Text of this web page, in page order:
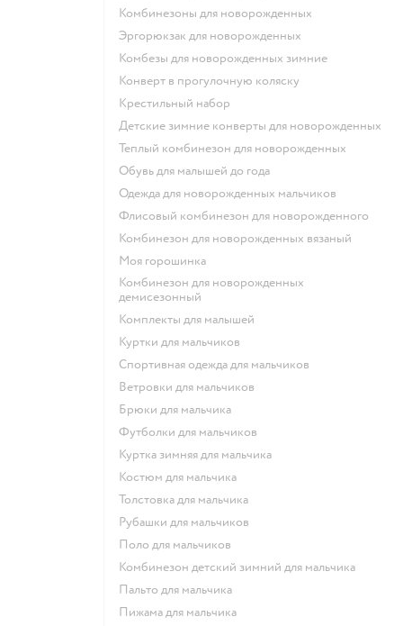
Комбинезоны для новорожденных
Эргорюкзак для новорожденных
Комбезы для новорожденных зимние
Конверт в прогулочную коляску
Крестильный набор
Детские зимние конверты для новорожденных
Теплый комбинезон для новорожденных
Обувь для малышей до года
Одежда для новорожденных мальчиков
Флисовый комбинезон для новорожденного
Комбинезон для новорожденных вязаный
Моя горошинка
Комбинезон для новорожденных
демисезонный
Комплекты для малышей
Куртки для мальчиков
Спортивная одежда для мальчиков
Ветровки для мальчиков
Брюки для мальчика
Футболки для мальчиков
Куртка зимняя для мальчика
Костюм для мальчика
Толстовка для мальчика
Рубашки для мальчиков
Поло для мальчиков
Комбинезон детский зимний для мальчика
Пальто для мальчика
Пижама для мальчика